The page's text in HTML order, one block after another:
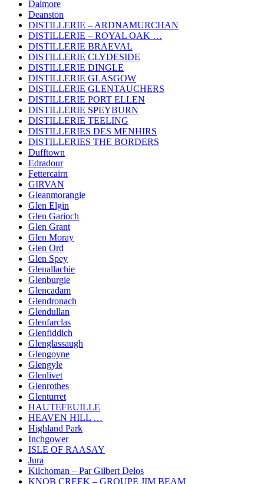
Dalmore
Deanston
DISTILLERIE – ARDNAMURCHAN
DISTILLERIE – ROYAL OAK …
DISTILLERIE BRAEVAL
DISTILLERIE CLYDESIDE
DISTILLERIE DINGLE
DISTILLERIE GLASGOW
DISTILLERIE GLENTAUCHERS
DISTILLERIE PORT ELLEN
DISTILLERIE SPEYBURN
DISTILLERIE TEELING
DISTILLERIES DES MENHIRS
DISTILLERIES THE BORDERS
Dufftown
Edradour
Fettercairn
GIRVAN
Gleanmorangie
Glen Elgin
Glen Garioch
Glen Grant
Glen Moray
Glen Ord
Glen Spey
Glenallachie
Glenburgie
Glencadam
Glendronach
Glendullan
Glenfarclas
Glenfiddich
Glenglassaugh
Glengoyne
Glengyle
Glenlivet
Glenrothes
Glenturret
HAUTEFEUILLE
HEAVEN HILL …
Highland Park
Inchgower
ISLE OF RAASAY
Jura
Kilchoman – Par Gilbert Delos
KNOB CREEK – GROUPE JIM BEAM